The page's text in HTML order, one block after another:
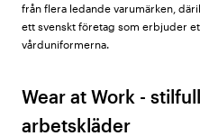
från flera ledande varumärken,
ett svenskt företag som erbjuder
vårduniformerna.
Wear at Work -
arbetskläder